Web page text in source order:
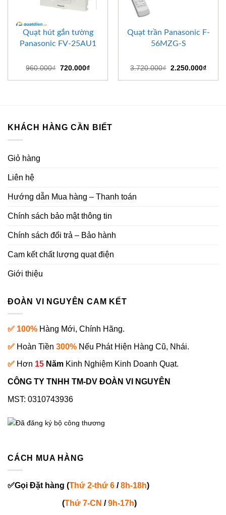
Quạt hút gắn tường
Panasonic FV-25AU1
960.000₫ Giá
là:
720.000₫Giá
tại
Quạt trần Panasonic F-
56MZG-S
3.720.000₫ Giá
là:
2.250.000₫Giá
tại
KHÁCH HÀNG CẦN BIẾT
Giỏ hàng
Liên hệ
Hướng dẫn Mua hàng – Thanh toán
Chính sách bảo mật thông tin
Chính sách đổi trả – Bảo hành
Cam kết chất lượng quạt điện
Giới thiệu
ĐOÀN VI NGUYÊN CAM KẾT
✅ 100% Hàng Mới, Chính Hãng.
✅ Hoàn Tiền 300% Nếu Phát Hiện Hàng Cũ, Nhái.
✅ Hơn 15 Năm Kinh Nghiệm Kinh Doanh Quạt.
CÔNG TY TNHH TM-DV ĐOÀN VI NGUYÊN
MST: 0310743936
CÁCH MUA HÀNG
✅Gọi Đặt hàng (Thứ 2-thứ 6 /8h-18h)
(Thứ 7-CN /9h-17h)